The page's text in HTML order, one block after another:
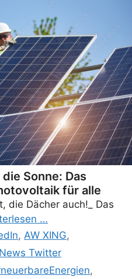
Sonne: Das
für alle
die Dächer auch!_ Das
…
,AW XING,
Twitter
,